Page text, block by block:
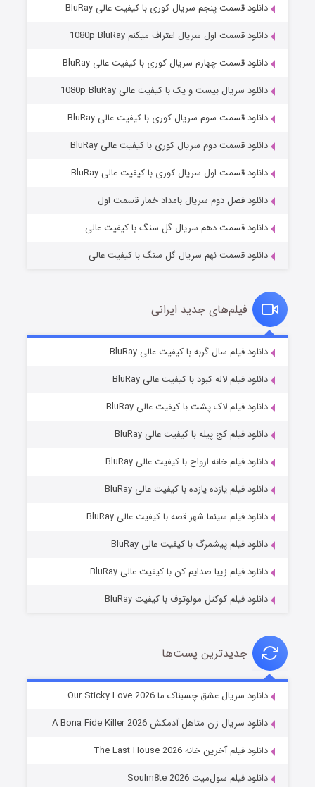
وستی ها
قسمت۱ (زیرنویس) منتشر شد
قسمت۶ (زیرنویس) منتشر شد
شوهر
دانلود قسمت پنجم سریال کوری با کیفیت عالی BluRay
دانلود قسمت اول سریال اعتراف میکنم 1080p BluRay
دانلود قسمت چهارم سریال کوری با کیفیت عالی BluRay
دانلود سریال بیست و یک با کیفیت عالی 1080p BluRay
دانلود قسمت سوم سریال کوری با کیفیت عالی BluRay
دانلود قسمت دوم سریال کوری با کیفیت عالی BluRay
دانلود قسمت اول سریال کوری با کیفیت عالی BluRay
دانلود فصل دوم سریال بامداد خمار قسمت اول
دانلود قسمت دهم سریال گل سنگ با کیفیت عالی
دانلود قسمت نهم سریال گل سنگ با کیفیت عالی
فیلم‌های جدید ایرانی
دانلود فیلم سال گربه با کیفیت عالی BluRay
دانلود فیلم لاله کبود با کیفیت عالی BluRay
دانلود فیلم لاک پشت با کیفیت عالی BluRay
دانلود فیلم کج‌ پیله با کیفیت عالی BluRay
دانلود فیلم خانه ارواح با کیفیت عالی BluRay
دانلود فیلم یازده یازده با کیفیت عالی BluRay
دانلود فیلم سینما شهر قصه با کیفیت عالی BluRay
دانلود فیلم پیشمرگ با کیفیت عالی BluRay
دانلود فیلم زیبا صدایم کن با کیفیت عالی BluRay
دانلود فیلم کوکتل مولوتوف با کیفیت BluRay
جدیدترین پست‌ها
دانلود سریال عشق چسبناک ما Our Sticky Love 2026
دانلود سریال زن متاهل آدمکش A Bona Fide Killer 2026
دانلود فیلم آخرین خانه The Last House 2026
دانلود فیلم سول‌میت Soulm8te 2026